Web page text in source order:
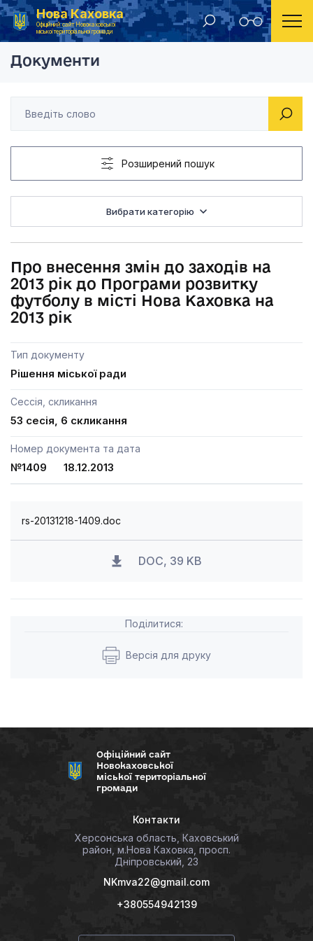
Нова Каховка
Офіційний сайт Новокаховської
міської територіальної громади
Головна Рішення Новокаховської міської ради 2013 рік Про внесення змін
Документи
Розширений пошук
Вибрати категорію
Про внесення змін до заходів на
2013 рік до Програми розвитку
футболу в місті Нова Каховка на
2013 рік
Тип документу
Рішення міської ради
Сессія, скликання
53 сесія, 6 скликання
Номер документа та дата
№1409 18.12.2013
rs-20131218-1409.doc
DOC, 39 KB
Поділитися:
Версія для друку
Офіційний сайт
Новокаховської
міської територіальної
громади
Контакти
Херсонська область, Каховський
район, м.Нова Каховка, просп.
Дніпровський, 23
NKmva22@gmail.com
+380554942139